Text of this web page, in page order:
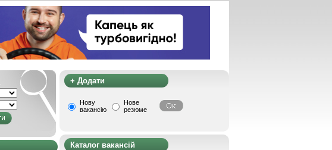
+ Додати
Нову
вакансію
Нове
резюме
Каталог вакансій